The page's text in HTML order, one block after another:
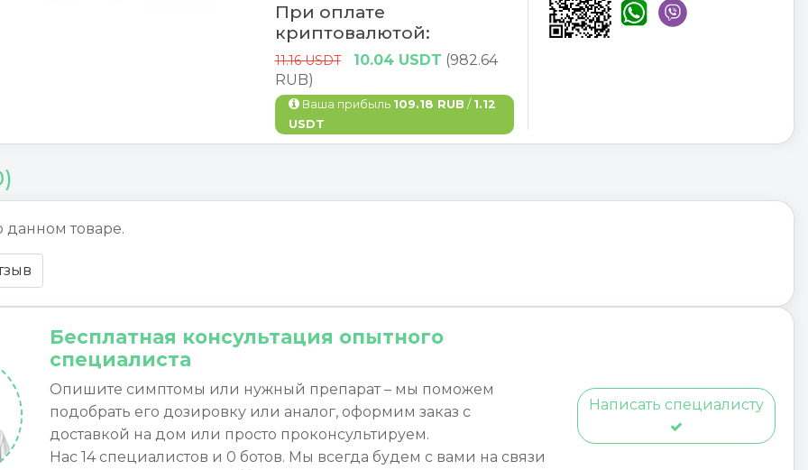
При оплате
криптовалютой:
11.16 USDT 10.04 USDT (982.64
RUB)
Ваша прибыль 109.18 RUB / 1.12
USDT
данном товаре.
Бесплатная консультация опытного
специалиста
Опишите симптомы или нужный препарат – мы поможем
подобрать его дозировку или аналог, оформим заказ с
доставкой на дом или просто проконсультируем.
Нас 14 специалистов и 0 ботов. Мы всегда будем с вами на связи
Написать специалисту